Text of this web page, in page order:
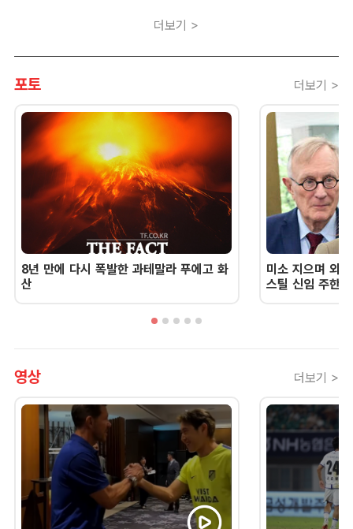
더보기 >
포토 더보기 >
8년 만에 다시 폭발한 과테말라 푸에고 화
산
미소 지으며 외
스틸 신임 주한
영상 더보기 >